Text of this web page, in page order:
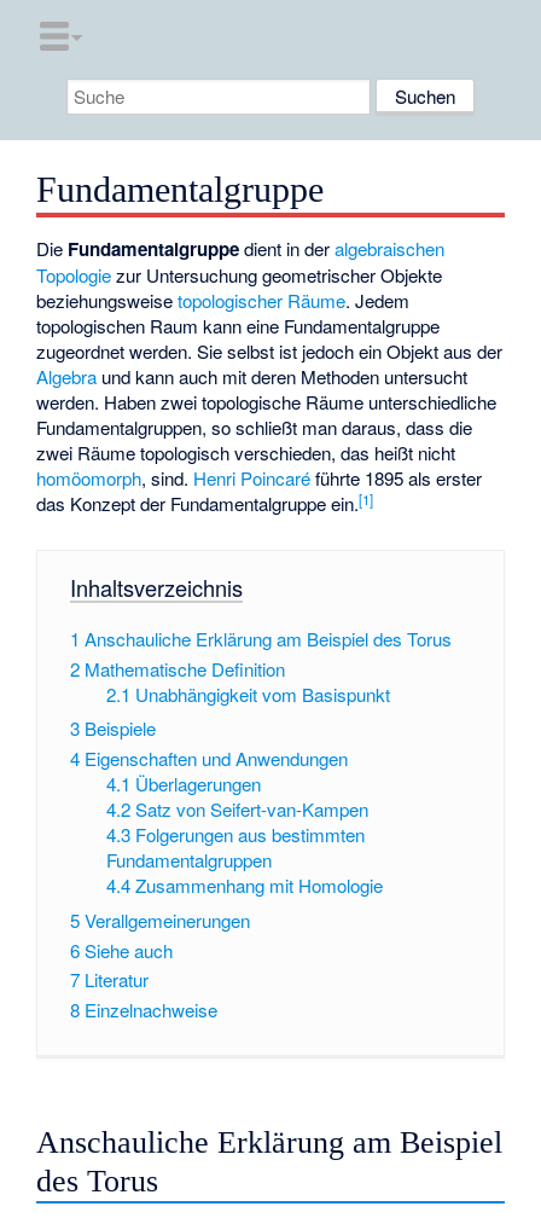
Fundamentalgruppe
Die Fundamentalgruppedient in deralgebraischen
Topologiezur Untersuchung geometrischer Objekte
beziehungsweisetopologischer Räume. Jedem
topologischen Raum kann eine Fundamentalgruppe
zugeordnet werden. Sie selbst ist jedoch ein Objekt aus der
Algebra und kann auch mit deren Methoden untersucht
werden. Haben zwei topologische Räume unterschiedliche
Fundamentalgruppen, so schließt man daraus, dass die
zwei Räume topologisch verschieden, das heißt nicht
homöomorph, sind. Henri Poincaréführte 1895 als erster
das Konzept der Fundamentalgruppe ein.[1]
Inhaltsverzeichnis
1 Anschauliche Erklärung am Beispiel des Torus
2 Mathematische Definition
2.1 Unabhängigkeit vom Basispunkt
3 Beispiele
4 Eigenschaften und Anwendungen
4.1 Überlagerungen
4.2 Satz von Seifert-van-Kampen
4.3 Folgerungen aus bestimmten
Fundamentalgruppen
4.4 Zusammenhang mit Homologie
5Verallgemeinerungen
6Siehe auch
7 Literatur
8 Einzelnachweise
Anschauliche Erklärung am Beispiel
des Torus